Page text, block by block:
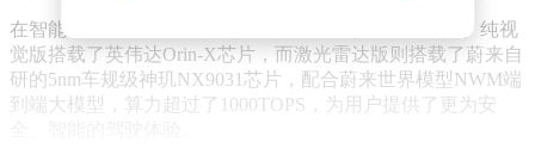
在智能驾驶方面，乐道L80提供了两种方案供用户选择。纯视
觉版搭载了英伟达Orin-X芯片，而激光雷达版则搭载了蔚来自
研的5nm车规级神玑NX9031芯片，配合蔚来世界模型NWM端
到端大模型，算力超过了1000TOPS，为用户提供了更为安